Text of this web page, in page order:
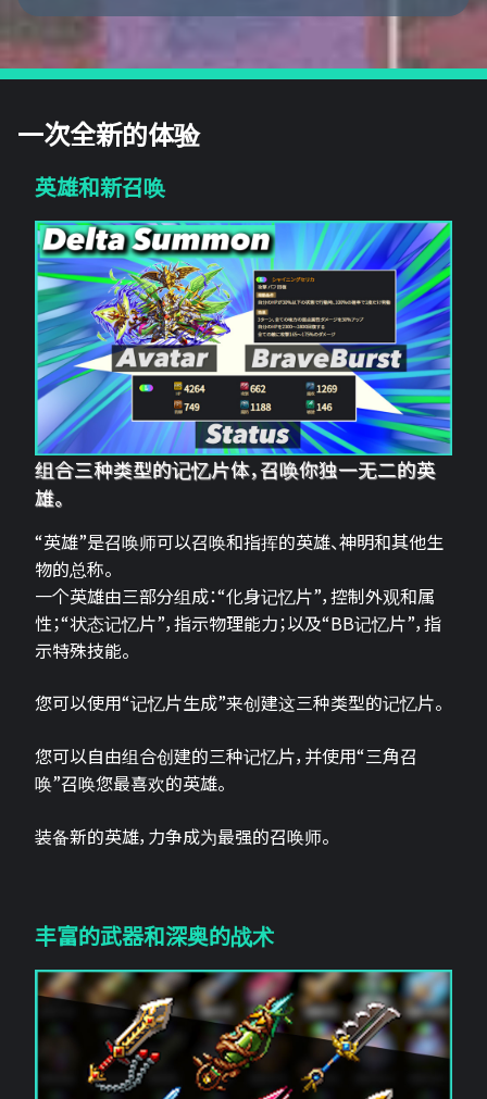
一次全新的体验
英雄和新召唤
组合三种类型的记忆片体，召唤你独一无二的英
雄。
“英雄”是召唤师可以召唤和指挥的英雄、神明和其他生
物的总称。
一个英雄由三部分组成：“化身记忆片”，控制外观和属
性；“状态记忆片”，指示物理能力；以及“BB记忆片”，指
示特殊技能。
您可以使用“记忆片生成”来创建这三种类型的记忆片。
您可以自由组合创建的三种记忆片，并使用“三角召
唤”召唤您最喜欢的英雄。
装备新的英雄，力争成为最强的召唤师。
丰富的武器和深奥的战术